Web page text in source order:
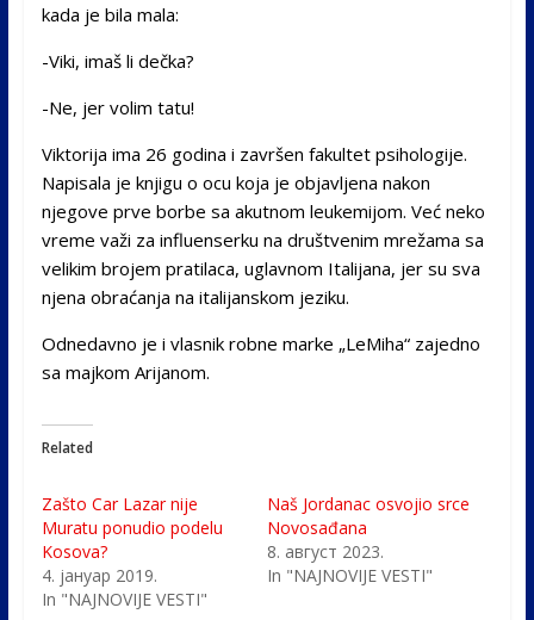
kada je bila mala:
-Viki, imaš li dečka?
-Ne, jer volim tatu!
Viktorija ima 26 godina i završen fakultet psihologije.
Napisala je knjigu o ocu koja je objavljena nakon
njegove prve borbe sa akutnom leukemijom. Već neko
vreme važi za influenserku na društvenim mrežama sa
velikim brojem pratilaca, uglavnom Italijana, jer su sva
njena obraćanja na italijanskom jeziku.
Odnedavno je i vlasnik robne marke „LeMiha“ zajedno
sa majkom Arijanom.
Related
Zašto Car Lazar nije
Muratu ponudio podelu
Kosova?
4. јануар 2019.
In "NAJNOVIJE VESTI"
Naš Jordanac osvojio srce
Novosađana
8. август 2023.
In "NAJNOVIJE VESTI"